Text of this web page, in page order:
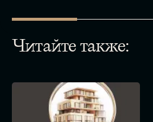
Читайте также: